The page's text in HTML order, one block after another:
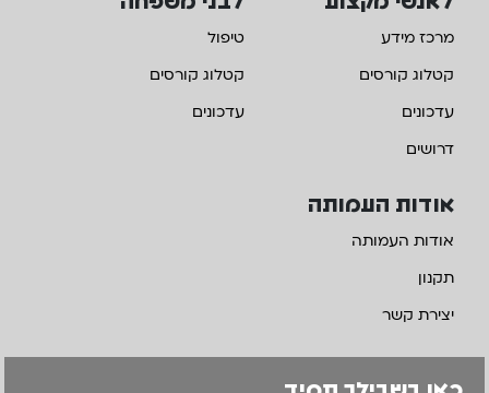
אודות העמותה
אודות העמותה
תקנון
יצירת קשר
מרכז מידע
קטלוג קורסים
עדכונים
דרושים
טיפול
קטלוג קורסים
עדכונים